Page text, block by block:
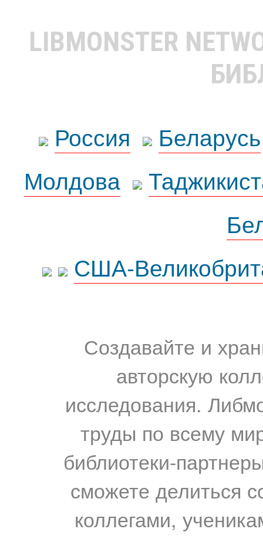
LIBMONSTER
Россия
Беларусь
Молдова
США-
Создавайте и
авторскую
исследования.
труды по всему
библиотеки-
сможете делиться
коллегами,